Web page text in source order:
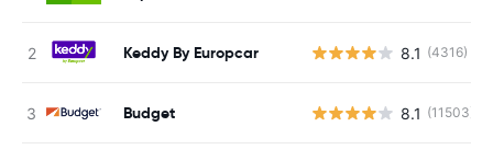
Keddy By Europcar 8.1 (4316)
Budget 8.1 (11503)